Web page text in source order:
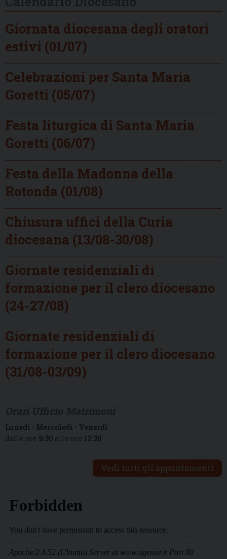
Giornata diocesana degli oratori
estivi (01/07)
Celebrazioni per Santa Maria
Goretti (05/07)
Festa liturgica di Santa Maria
Goretti (06/07)
Festa della Madonna della
Rotonda (01/08)
Chiusura uffici della Curia
diocesana (13/08-30/08)
Giornate residenziali di
formazione per il clero diocesano
(24-27/08)
Giornate residenziali di
formazione per il clero diocesano
(31/08-03/09)
Lunedì - Mercoledì - Venerdì
dalle ore 9:30 alle ore 12:30
Vedi tutti gli appuntamenti